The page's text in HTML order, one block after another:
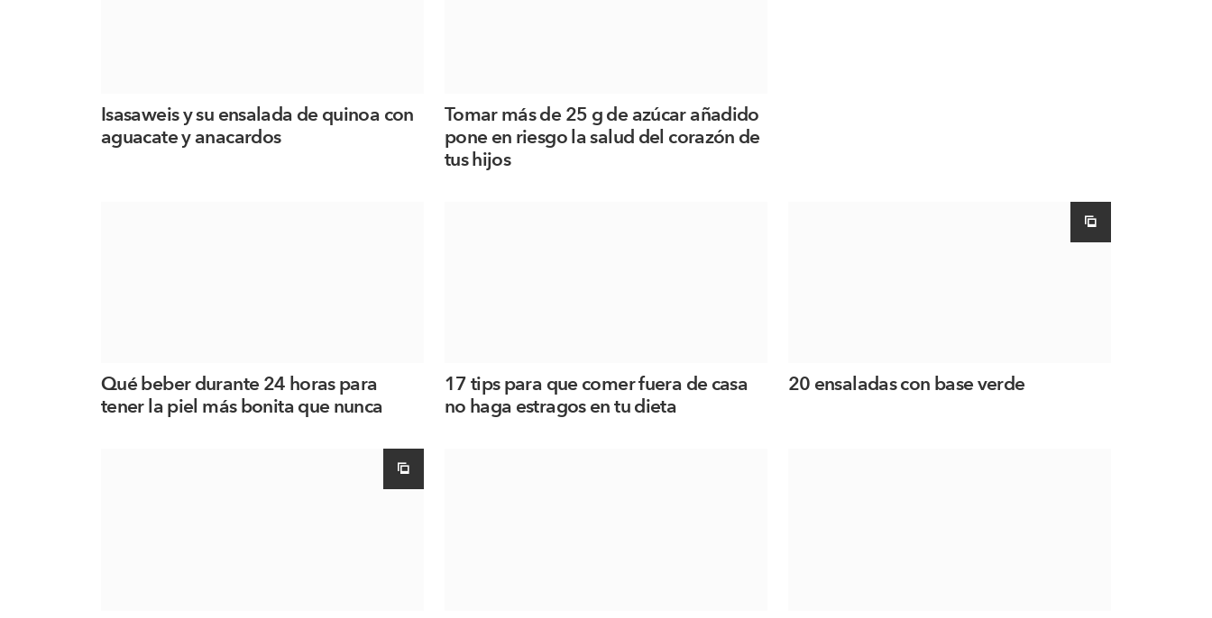
Isasaweis y su ensalada de quinoa con
aguacate y anacardos
Tomar más de 25 g de azúcar añadido
pone en riesgo la salud del corazón de
tus hijos
Qué beber durante 24 horas para
tener la piel más bonita que nunca
17 tips para que comer fuera de casa
no haga estragos en tu dieta
20 ensaladas con base verde